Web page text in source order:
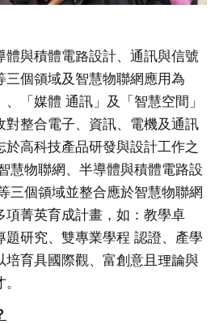
體與積體電路設計、通訊與信號
三個領域及智慧物聯網應用為
「 媒體 通訊」及「智慧空間」
對整合電子、資訊、電機及通訊
於高科技產品研發與設計工作之
慧物聯網、半導體與積體電路設
三個領域並整合應於智慧物聯網
菁英育成計畫， 如：教學卓
題研究、雙專業學程 認證、產學
培育具國際觀、富創意且理論與